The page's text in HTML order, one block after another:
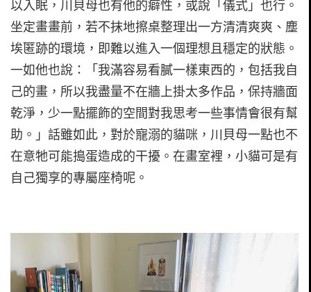
以入眠，川貝母也有他的癖性，或說「儀式」也行。
坐定畫畫前，若不抹地擦桌整理出一方清清爽爽、塵
埃匿跡的環境，即難以進入一個理想且穩定的狀態。
一如他也說：「我滿容易看膩一樣東西的，包括我自
己的畫，所以我盡量不在牆上掛太多作品，保持牆面
乾淨，少一點擺飾的空間對我思考一些事情會很有幫
助。」話雖如此，對於寵溺的貓咪，川貝母一點也不
在意牠可能搗蛋造成的干擾。在畫室裡，小貓可是有
自己獨享的專屬座椅呢。